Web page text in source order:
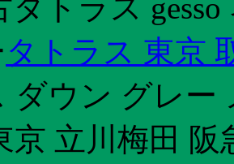
タトラス
タトラス 東京
ダウン グレー
京 立川梅田